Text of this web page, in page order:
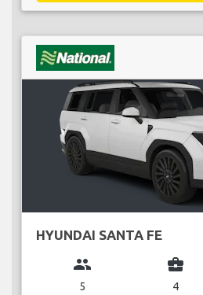
HYUNDAI SANTA FE
group
5
business_center
4